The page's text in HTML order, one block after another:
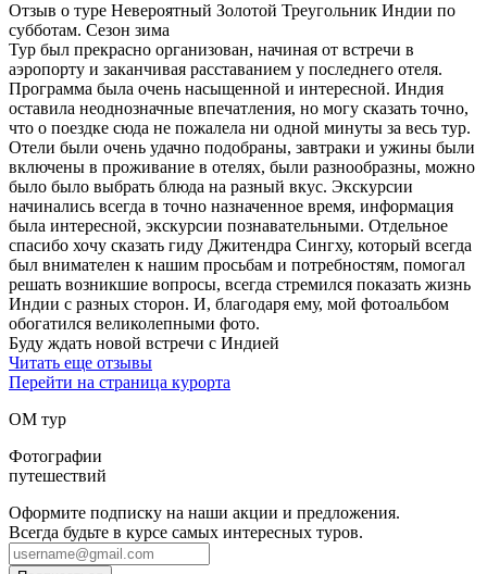
Отзыв о туре Невероятный Золотой Треугольник Индии по
субботам. Сезон зима
Тур был прекрасно организован, начиная от встречи в
аэропорту и заканчивая расставанием у последнего отеля.
Программа была очень насыщенной и интересной. Индия
оставила неоднозначные впечатления, но могу сказать точно,
что о поездке сюда не пожалела ни одной минуты за весь тур.
Отели были очень удачно подобраны, завтраки и ужины были
включены в проживание в отелях, были разнообразны, можно
было было выбрать блюда на разный вкус. Экскурсии
начинались всегда в точно назначенное время, информация
была интересной, экскурсии познавательными. Отдельное
спасибо хочу сказать гиду Джитендра Сингху, который всегда
был внимателен к нашим просьбам и потребностям, помогал
решать возникшие вопросы, всегда стремился показать жизнь
Индии с разных сторон. И, благодаря ему, мой фотоальбом
обогатился великолепными фото.
Буду ждать новой встречи с Индией
Читать еще отзывы
Перейти на страница курорта
ОМ тур
Фотографии
путешествий
Оформите подписку на наши акции и предложения.
Всегда будьте в курсе самых интересных туров.